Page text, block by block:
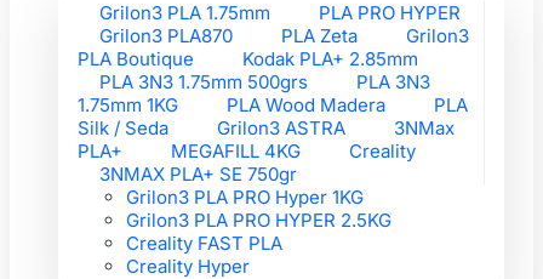
Grilon3 PLA 1.75mm
PLA PRO HYPER
Grilon3 PLA870
PLA Zeta
Grilon3
PLA Boutique
Kodak PLA+ 2.85mm
PLA 3N3 1.75mm 500grs
PLA 3N3
1.75mm 1KG
PLA Wood Madera
PLA
Silk / Seda
Grilon3 ASTRA
3NMax
PLA+
MEGAFILL 4KG
Creality
3NMAX PLA+ SE 750gr
Grilon3 PLA PRO Hyper 1KG
Grilon3 PLA PRO HYPER 2.5KG
Creality FAST PLA
Creality Hyper